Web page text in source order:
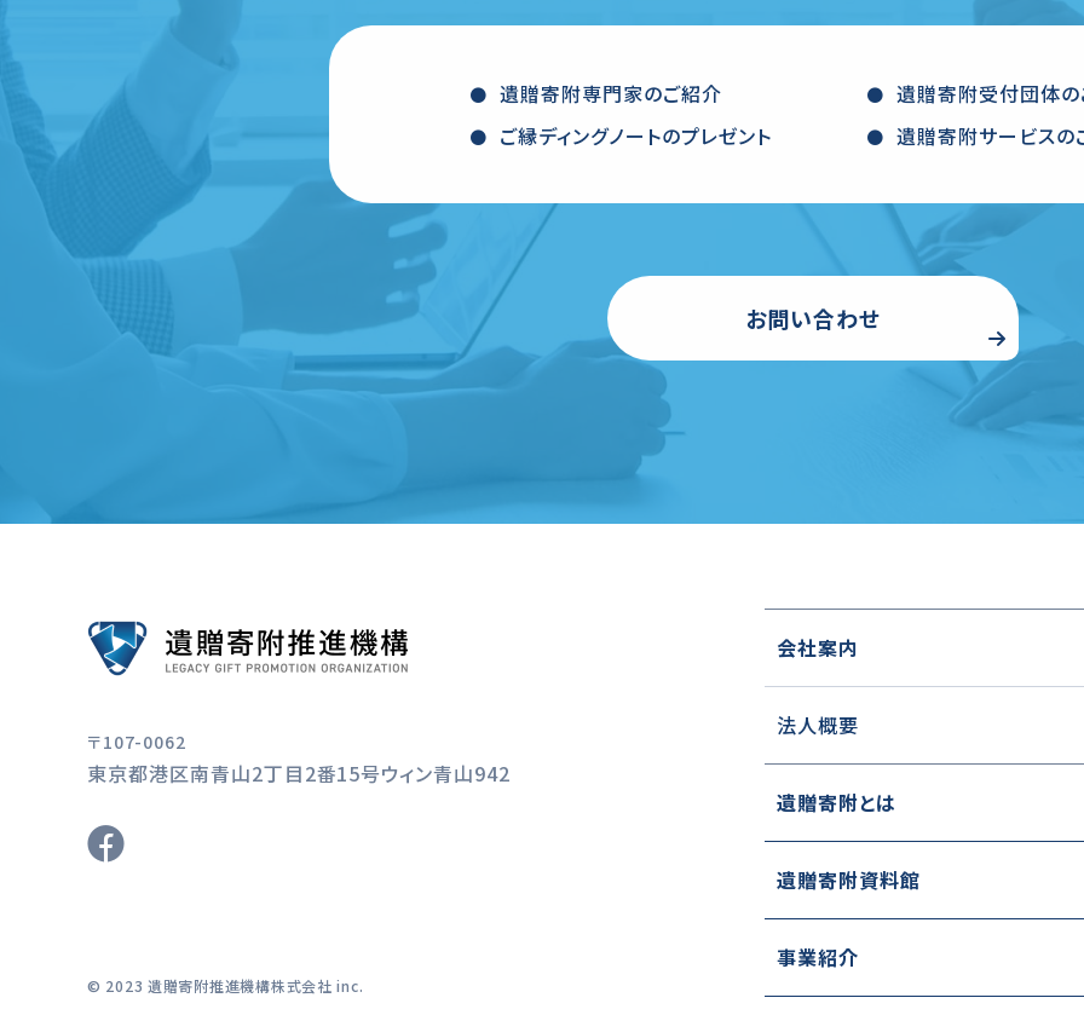
遺贈寄附専門家のご紹介
ご縁ディングノートのプレゼント
遺贈寄附受付団体
遺贈寄附サービスの
お問い合わせ
〒107-0062
東京都港区南青山2丁目2番15号ウィン青山942
© 2023 遺贈寄附推進機構株式会社 inc.
会社案内
法人概要
遺贈寄附とは
遺贈寄附資料館
事業紹介